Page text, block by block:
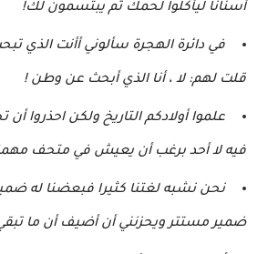
أسنانا ليأكلوا لحمك ثم يبتسمون لك!
في دائرة الهجرة سألوني أأنت الذي
قلت لهم: لا ، أنا الذي أبحث عن وطن !
علموا أولادكم التاريخ ولكن احذروا
فيه لا أحد برغب أن يعيش في متحف
نحن نشبه لغتنا كثيرا فبعضنا له
ضمير مستتر ويحزنني أن أضيف أن ما